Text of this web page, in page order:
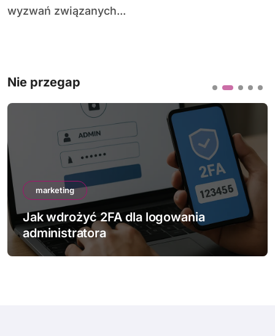
wyzwań związanych...
Nie przegap
marketing
Jak wdrożyć 2FA dla logowania
administratora